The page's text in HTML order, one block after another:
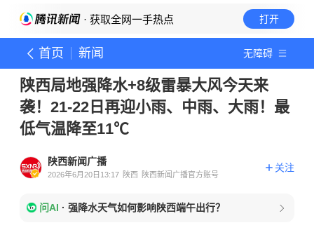
· 获取全网一手热点 打开
首页 新闻 无障碍
陕西局地强降水+8级雷暴大风今天来
袭！21-22日再迎小雨、中雨、大雨！最
低气温降至11℃
陕西新闻广播
2026年6月20日13:17 陕西 陕西新闻广播官方账号
关注
问AI · 强降水天气如何影响陕西端午出行？